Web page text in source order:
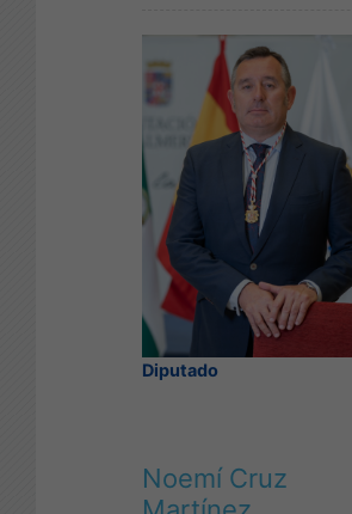
Diputado
Noemí Cruz